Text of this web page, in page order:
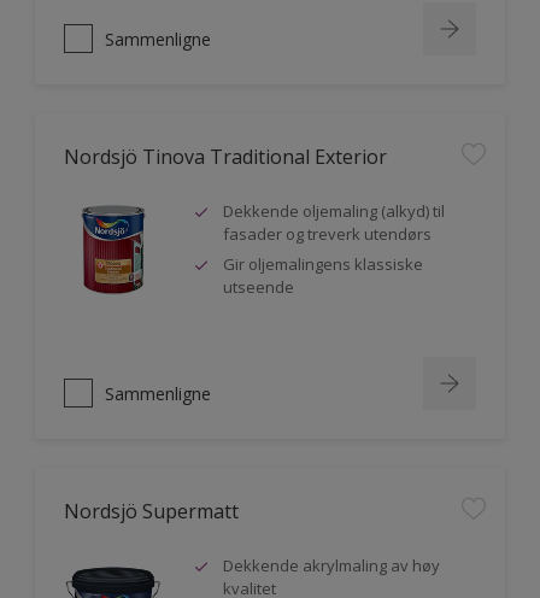
Sammenligne
Nordsjö Tinova Traditional Exterior
Dekkende oljemaling (alkyd) til
fasader og treverk utendørs
Gir oljemalingens klassiske
utseende
Sammenligne
Nordsjö Supermatt
Dekkende akrylmaling av høy
kvalitet